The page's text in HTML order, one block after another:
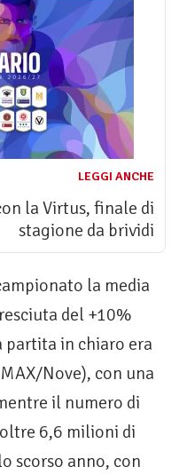
LEGGI ANCHE
la Virtus, finale di
stagione da brividi
la media
del +10%
in chiaro era
Nove), con una
il numero di
6,6 milioni di
scorso anno, con